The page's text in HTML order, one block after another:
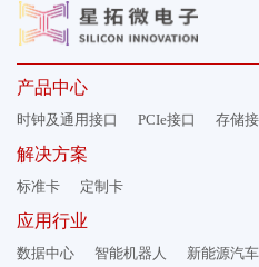
产品中心
时钟及通用接口 PCIe接口 存储
解决方案
标准卡 定制卡
应用行业
数据中心 智能机器人 新能源汽车